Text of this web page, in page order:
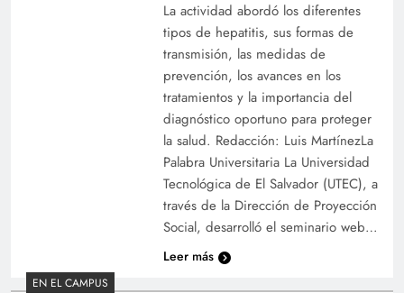
La actividad abordó los diferentes
tipos de hepatitis, sus formas de
transmisión, las medidas de
prevención, los avances en los
tratamientos y la importancia del
diagnóstico oportuno para proteger
la salud. Redacción: Luis MartínezLa
Palabra Universitaria La Universidad
Tecnológica de El Salvador (UTEC), a
través de la Dirección de Proyección
Social, desarrolló el seminario web…
Leer más
EN EL CAMPUS